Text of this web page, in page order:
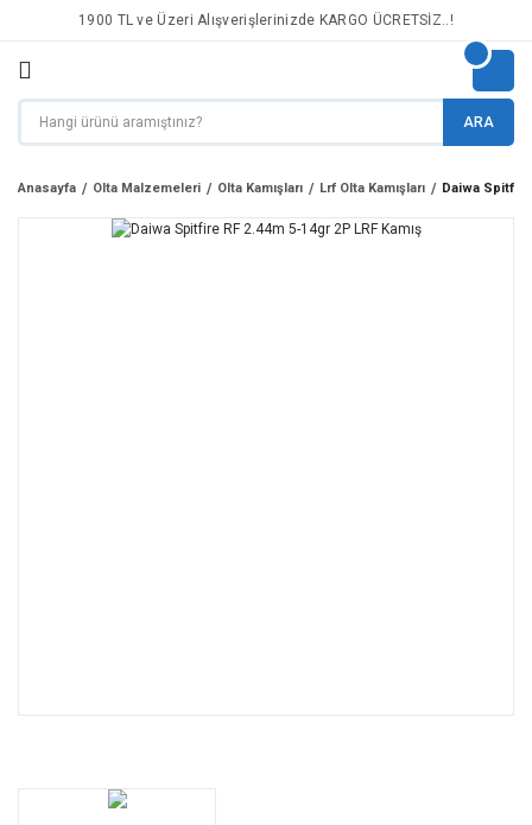
1900 TL ve Üzeri Alışverişlerinizde KARGO ÜCRETSİZ..!
ARA
Anasayfa Olta Malzemeleri Olta Kamışları Lrf Olta Kamışları Daiwa Spitfire